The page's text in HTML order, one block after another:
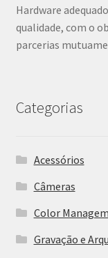
Hardware
qualidade, com o
parcerias
Categorias
Acessórios
Câmeras
Color
Gravação e